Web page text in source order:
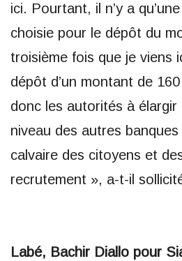
ici. Pourtant, il n’y a
choisie pour le dépôt du
troisième fois que je viens
dépôt d’un montant de
donc les autorités à élargir
niveau des autres
calvaire des citoyens et
recrutement », a-t-il
Labé, Bachir Diallo pour